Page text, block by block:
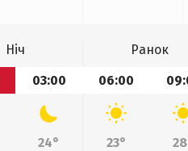
Ніч Ранок
03:00 06:00
24° 23°